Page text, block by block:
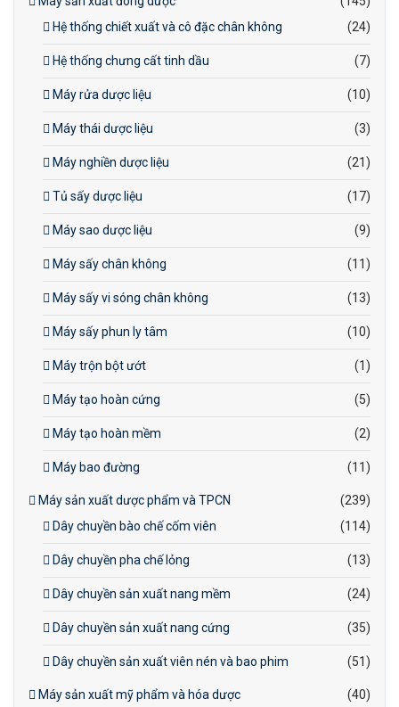
Hệ thống chiết xuất và cô đặc chân không
(24)
Hệ thống chưng cất tinh dầu (7)
Máy rửa dược liệu (10)
Máy thái dược liệu (3)
Máy nghiền dược liệu (21)
Tủ sấy dược liệu (17)
Máy sao dược liệu (9)
Máy sấy chân không (11)
Máy sấy vi sóng chân không (13)
Máy sấy phun ly tâm (10)
Máy trộn bột ướt (1)
Máy tạo hoàn cứng (5)
Máy tạo hoàn mềm (2)
Máy bao đường (11)
Máy sản xuất dược phẩm và TPCN
(239)
Dây chuyền bào chế cốm viên
(114)
Dây chuyền pha chế lỏng (13)
Dây chuyền sản xuất nang mềm (24)
Dây chuyền sản xuất nang cứng (35)
Dây chuyền sản xuất viên nén và bao phim (51)
Máy sản xuất mỹ phẩm và hóa dược
(40)